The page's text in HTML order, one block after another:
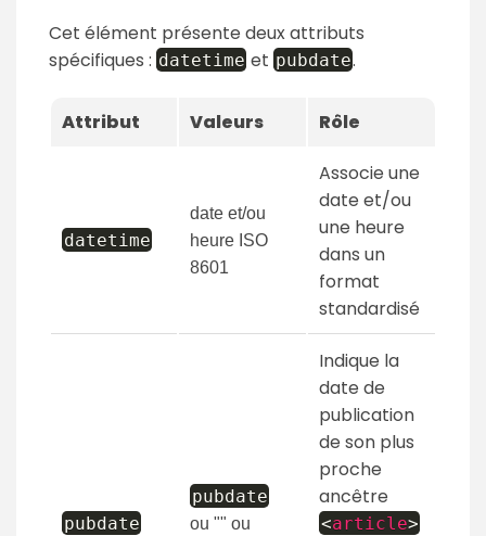
Cet élément présente deux attributs
spécifiques : datetime etpubdate.
Attribut Valeurs Rôle
datetime
date et/ou
heure ISO
8601
Associe une
date et/ou
une heure
dans un
format
standardisé
pubdate
pubdate
ou "" ou
Indique la
date de
publication
de son plus
proche
ancêtre
<article>